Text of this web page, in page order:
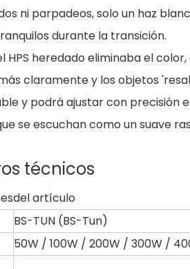
ni parpadeos, solo un haz
durante la transición.
HPS heredado eliminaba el
claramente y los objetos
y podrá ajustar con precisión
se escuchan como un suave
técnicos
del artículo
BS-TUN (BS-Tun)
50W / 100W / 200W / 300W /